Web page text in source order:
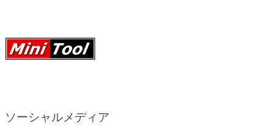
ソーシャルメディア